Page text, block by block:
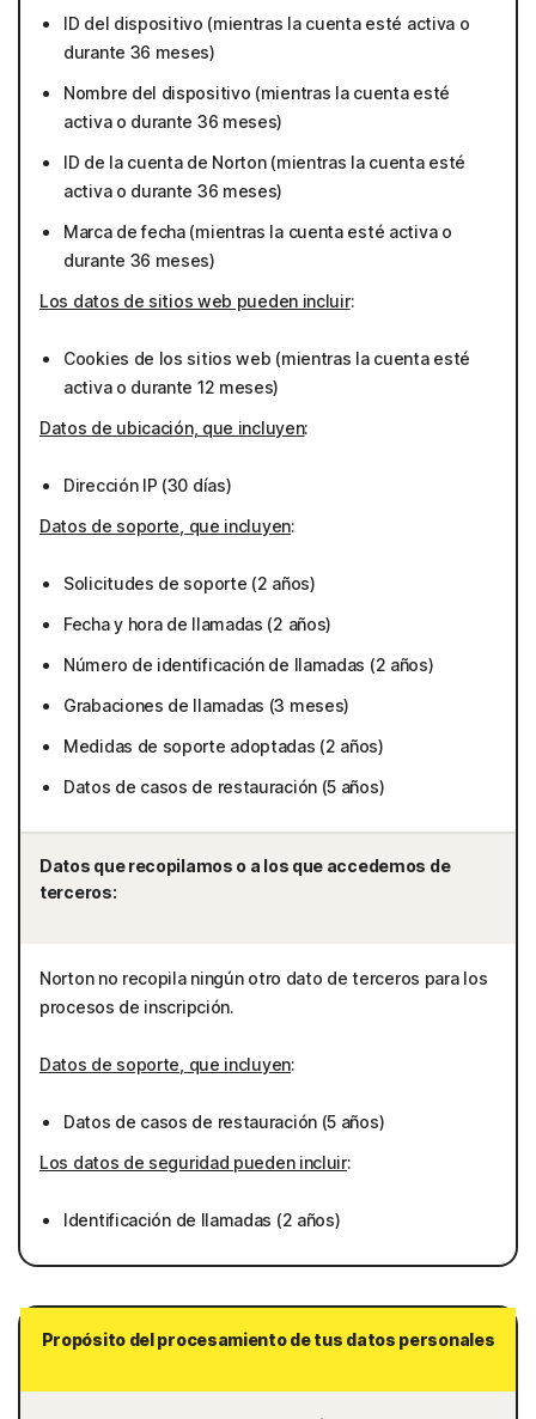
ID del dispositivo (mientras la cuenta esté activa o
durante 36 meses)
Nombre del dispositivo (mientras la cuenta esté
activa o durante 36 meses)
ID de la cuenta de Norton (mientras la cuenta esté
activa o durante 36 meses)
Marca de fecha (mientras la cuenta esté activa o
durante 36 meses)
Los datos de sitios web pueden incluir:
Cookies de los sitios web (mientras la cuenta esté
activa o durante 12 meses)
Datos de ubicación, que incluyen:
Dirección IP (30 días)
Datos de soporte, que incluyen:
Solicitudes de soporte (2 años)
Fecha y hora de llamadas (2 años)
Número de identificación de llamadas (2 años)
Grabaciones de llamadas (3 meses)
Medidas de soporte adoptadas (2 años)
Datos de casos de restauración (5 años)
Datos que recopilamos o a los que accedemos de
terceros:
Norton no recopila ningún otro dato de terceros para los
procesos de inscripción.
Datos de soporte, que incluyen:
Datos de casos de restauración (5 años)
Los datos de seguridad pueden incluir:
Identificación de llamadas (2 años)
Propósito del procesamiento de tus datos personales